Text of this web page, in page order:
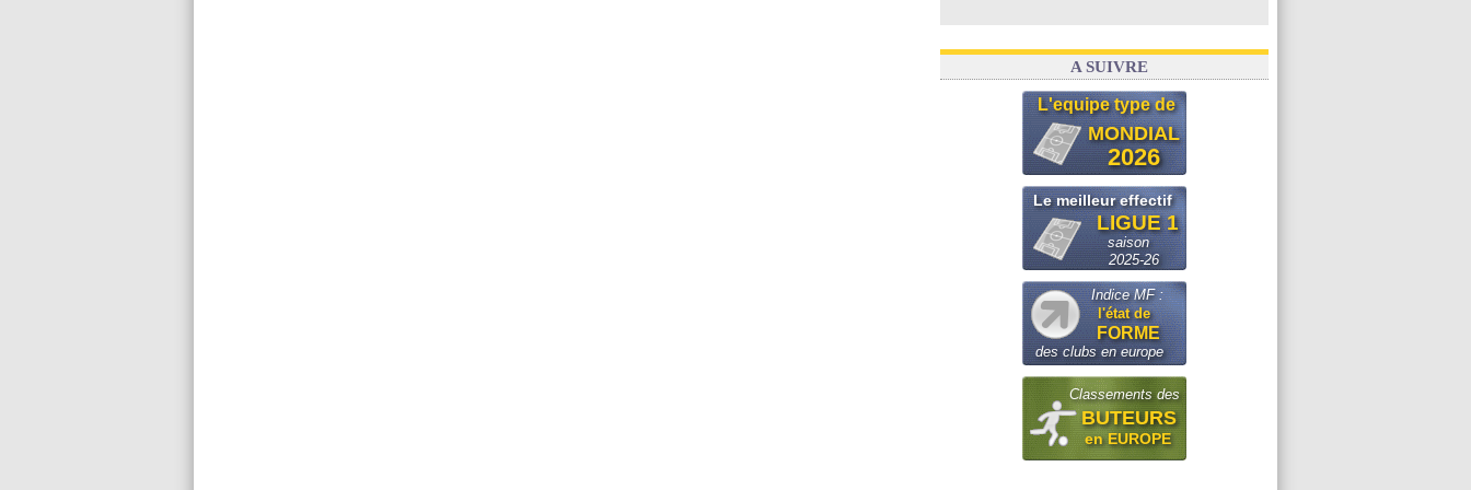
A SUIVRE
L'equipe type de
MONDIAL
2026
Le meilleur effectif
LIGUE 1
saison
2025-26
Indice MF :
l'état de
FORME
des clubs en europe
Classements des
BUTEURS
en EUROPE